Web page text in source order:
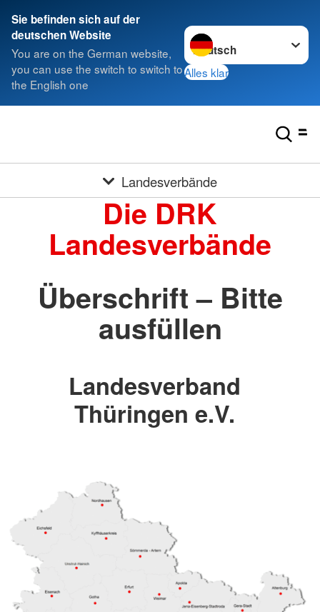
Sie befinden sich auf der
deutschen Website
You are on the German website,
you can use the switch to switch to
the English one
Sprache wechseln zu
Alles klar
Landesverbände
Die DRK
Landesverbände
Überschrift – Bitte
ausfüllen
Landesverband
Thüringen e.V.